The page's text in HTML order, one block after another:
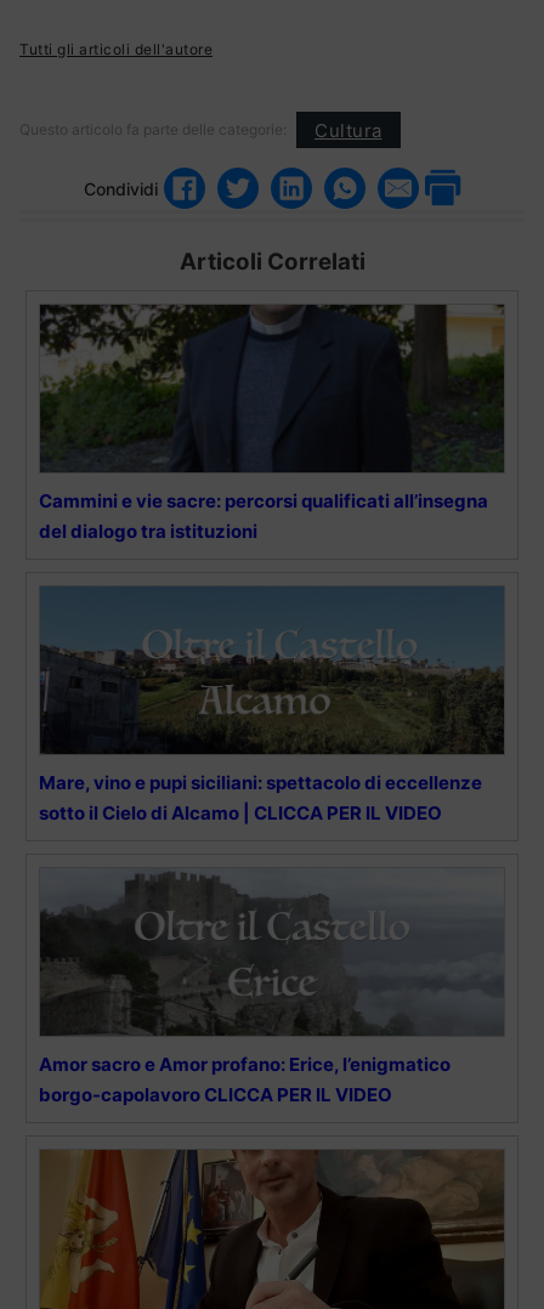
Tutti gli articoli dell'autore
Questo articolo fa parte delle categorie: Cultura
Condividi
Articoli Correlati
Cammini e vie sacre: percorsi qualificati all’insegna
del dialogo tra istituzioni
Mare, vino e pupi siciliani: spettacolo di eccellenze
sotto il Cielo di Alcamo | CLICCA PER IL VIDEO
Amor sacro e Amor profano: Erice, l’enigmatico
borgo-capolavoro CLICCA PER IL VIDEO